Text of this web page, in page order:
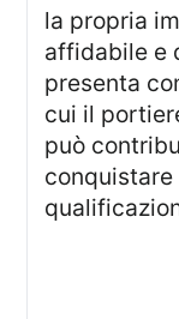
la propria
affidabile e
presenta
cui il
può